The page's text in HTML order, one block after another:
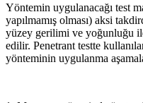
Yöntemin uygulanacağı test
yapılmamış olması) aksi
yüzey gerilimi ve yoğunluğu
edilir. Penetrant testte
yönteminin uygulanma